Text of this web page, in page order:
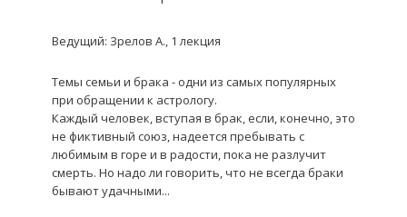
Ведущий: Зрелов А., 1 лекция
Темы семьи и брака - одни из самых популярных
при обращении к астрологу.
Каждый человек, вступая в брак, если, конечно, это
не фиктивный союз, надеется пребывать с
любимым в горе и в радости, пока не разлучит
смерть. Но надо ли говорить, что не всегда браки
бывают удачными...